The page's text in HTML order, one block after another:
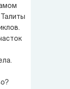
Через
Все они
полиции